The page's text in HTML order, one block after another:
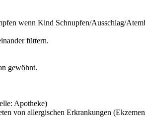
wenn Kind Schnupfen/Ausschlag/
füttern.
gewöhnt.
Apotheke)
von allergischen Erkrankungen